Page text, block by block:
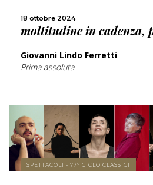
18 ottobre 2024
moltitudine in cadenza,
Giovanni Lindo Ferretti
Prima assoluta
SPETTACOLI - 77° CICLO CLASSICI
SCOPRI DI